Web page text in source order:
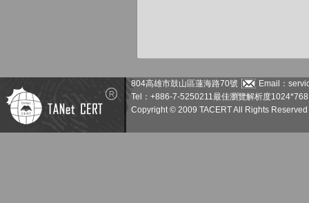
804高雄市鼓山區蓮海路70號
Email：
Tel：+886-7-5250211最佳瀏覽解析度
Copyright © 2009 TACERT All Rights Reserved